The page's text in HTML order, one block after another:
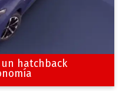
hatchback